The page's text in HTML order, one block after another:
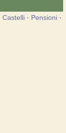
Castelli· Pensioni·